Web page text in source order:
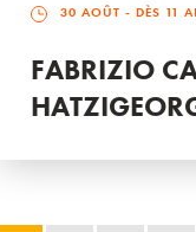
30 AOÛT - DÈS 11
FABRIZIO